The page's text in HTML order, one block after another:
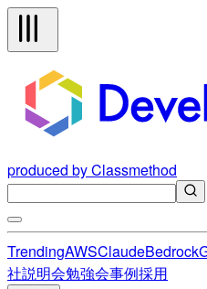
produced by Classmethod
TrendingAWSClaudeBedrock
社説明会勉強会事例採用